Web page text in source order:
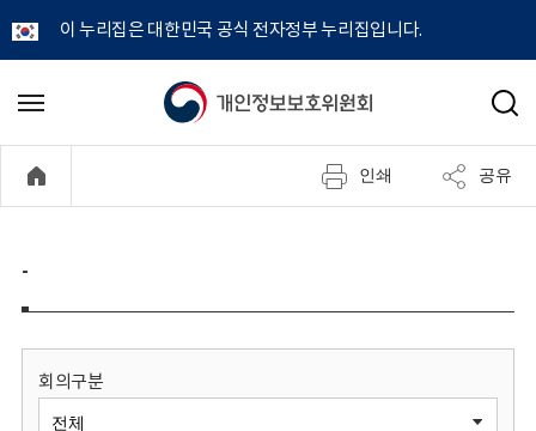
이 누리집은 대한민국 공식 전자정부 누리집입니다.
개
정
보
메
기
검
인쇄 공유
-
회의구분